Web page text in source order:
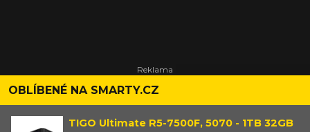
OBLÍBENÉ NA SMARTY.CZ
TIGO Ultimate R5-7500F, 5070 - 1TB 32GB